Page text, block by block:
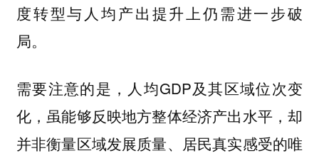
度转型与人均产出提升上仍需进一步破
局。
需要注意的是，人均GDP及其区域位次变
化，虽能够反映地方整体经济产出水平，却
并非衡量区域发展质量、居民真实感受的唯